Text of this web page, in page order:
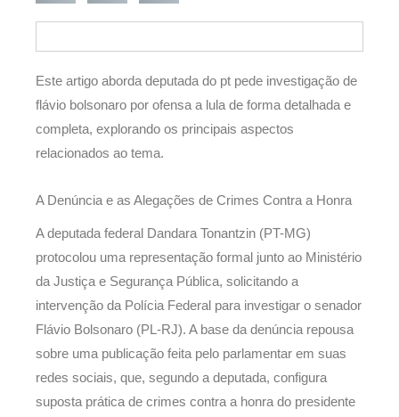
Este artigo aborda deputada do pt pede investigação de
flávio bolsonaro por ofensa a lula de forma detalhada e
completa, explorando os principais aspectos
relacionados ao tema.
A Denúncia e as Alegações de Crimes Contra a Honra
A deputada federal Dandara Tonantzin (PT-MG)
protocolou uma representação formal junto ao Ministério
da Justiça e Segurança Pública, solicitando a
intervenção da Polícia Federal para investigar o senador
Flávio Bolsonaro (PL-RJ). A base da denúncia repousa
sobre uma publicação feita pelo parlamentar em suas
redes sociais, que, segundo a deputada, configura
suposta prática de crimes contra a honra do presidente